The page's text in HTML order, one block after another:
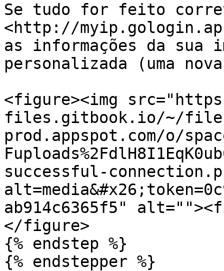
Se tudo for feito
<http://
as informações da sua
personalizada (uma
<figure><img
files.gitbook.io/~/
prod.appspot.com/o/
successful-
ab914c6365f5"
</figure>
{% endstep %}
{% endstepper %}